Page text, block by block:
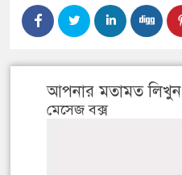
আপনার মতামত লিখুন
মেসেজ বক্স